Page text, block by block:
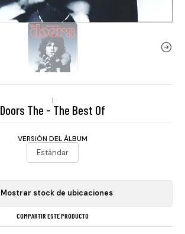
|
Doors The - The Best Of
VERSIÓN DEL ÁLBUM
Estándar
Mostrar stock de ubicaciones
COMPARTIR ESTE PRODUCTO